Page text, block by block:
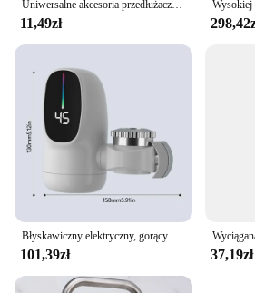
Uniwersalne akcesoria przedłużacz do kranu 360 ° akcesoria kuchenne łazienka balkon bateria do łazienki przedłużacz do kranu zlewozmywak
11,49zł
Błyskawiczny elektryczny, gorący bojler bateria kuchenna Adapter szybkie nagrzewanie kranu cyfrowy wyświetlacz bojler akcesoria łazienkowe
101,39zł 37,19zł